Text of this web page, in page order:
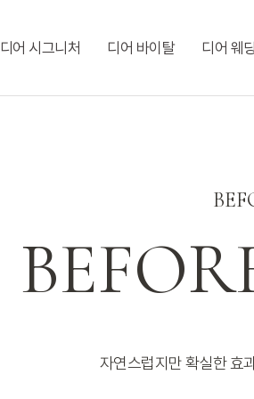
디어 시그니처 디어 바이탈 디어 웨딩
자연스럽지만 확실한 효